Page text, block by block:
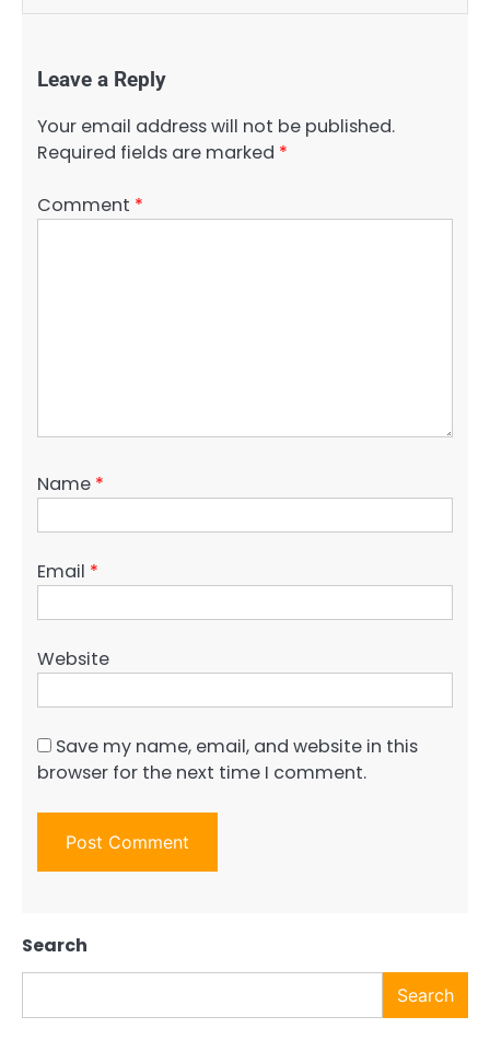
Leave a Reply
Your email address will not be published.
Required fields are marked *
Comment *
Name *
Email *
Website
Save my name, email, and website in this
browser for the next time I comment.
Search
Search